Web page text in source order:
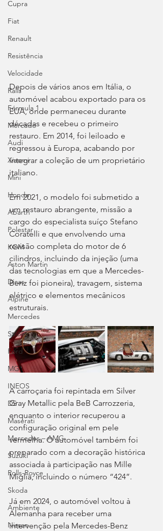
Cupra
Fiat
Renault
Resistência
Velocidade
Ralis
Fórmula 1
Mercado
Audi
Xiaomi
Mini
Honda
Abarth
Polestar
KGM
Aston Martin
Dicas
Alpine
Mercedes
Salões
Ford
MG
INEOS
DS
Maserati
Mercedes – AMG
Suzuki
Rolls-Royce
Skoda
Ambiente
Nissan
Depois de vários anos em Itália, o
automóvel acabou exportado para os
EUA, onde permaneceu durante
décadas e recebeu o primeiro
restauro. Em 2014, foi leiloado e
regressou à Europa, acabando por
integrar a coleção de um proprietário
italiano.
Em 2021, o modelo foi submetido a
um restauro abrangente, missão a
cargo do especialista suíço Stefano
Coratelli e que envolvendo uma
revisão completa do motor de 6
cilindros, incluindo da injeção (uma
das tecnologias em que a Mercedes-
Benz foi pioneira), travagem, sistema
elétrico e elementos mecânicos
estruturais.
A carroçaria foi repintada em Silver
Gray Metallic pela BeB Carrozzeria,
enquanto o interior recuperou a
configuração original em pele
vermelha. O automóvel também foi
preparado com a decoração histórica
associada à participação nas Mille
Miglia, incluindo o número “424”.
Já em 2024, o automóvel voltou à
Alemanha para receber uma
intervenção pela Mercedes-Benz